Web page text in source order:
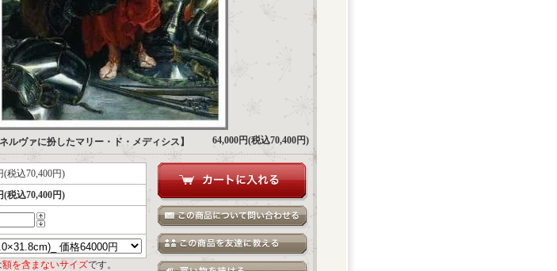
ルヴァに扮したマリー・ド・メディシス】 64,000円(税込70,400円)
(税込70,400円)
(税込70,400円)
額を含まないサイズです。